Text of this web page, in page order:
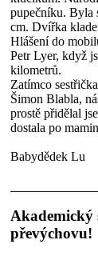
pupečníku. Byla
cm. Dvířka
Hlášení do
Petr Lyer, když
kilometrů.
Zatímco
Šimon Blabla,
prostě přidělal
dostala po
Babydědek Lu
Akademický
převýchovu!